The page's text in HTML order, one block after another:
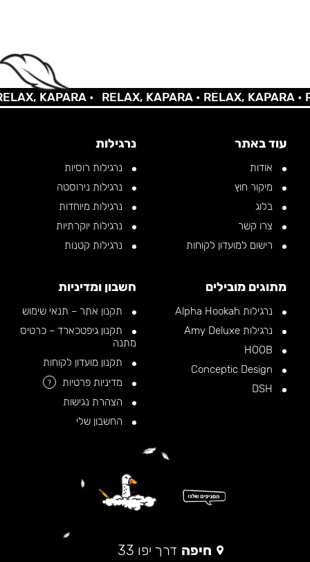
KAPARA • RELAX, KAPARA •RELAX, KAPARA •
עוד באתר
אודות
מיקור חוץ
בלוג
צרו קשר
רישום למועדון לקוחות
נרגילות
נרגילות רוסיות
נרגילות נירוסטה
נרגילות מיוחדות
נרגילות יוקרתיות
נרגילות קטנות
מתוגים מובילים
נרגילות Alpha Hookah
נרגילות Amy Deluxe
חשבון ומדיניות
תקנון אתר – תנאי שימוש
תקנון גיפטכארד – כרטיס
מתנה
תקנון מועדון לקוחות
מדיניות פרטיות
?
הצהרת נגישות
החשבון שלי
חיפה דרך יפו 33